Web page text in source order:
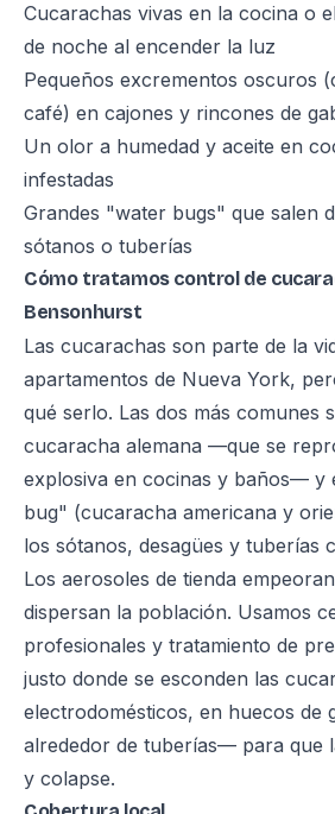
Cucarachas vivas en la cocina o
de noche al encender la luz
Pequeños excrementos oscuros
café) en cajones y rincones de
Un olor a humedad y aceite en
infestadas
Grandes "water bugs" que salen
sótanos o tuberías
Cómo tratamos control de
Bensonhurst
Las cucarachas son parte de la
apartamentos de Nueva York,
qué serlo. Las dos más comunes
cucaracha alemana —que se
explosiva en cocinas y baños— y
bug" (cucaracha americana y
los sótanos, desagües y tuberías
Los aerosoles de tienda
dispersan la población. Usamos
profesionales y tratamiento de
justo donde se esconden las
electrodomésticos, en huecos de
alrededor de tuberías— para que
y colapse.